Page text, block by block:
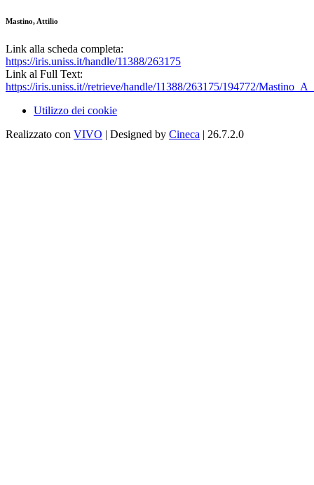
Mastino, Attilio
Link alla scheda completa:
https://iris.uniss.it/handle/11388/263175
Link al Full Text:
https://iris.uniss.it//retrieve/handle/11388/263175/194772/
Utilizzo dei cookie
Realizzato con VIVO | Designed by Cineca | 26.7.2.0